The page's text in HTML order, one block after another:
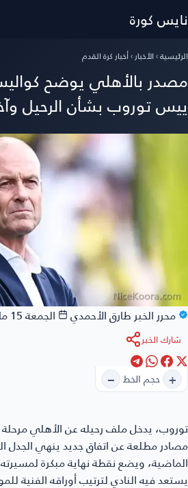
نايس كورة
الرئيسية›الأخبار›أخبار كرة القدم
مصدر بالأهلي يوضح
ييس توروب بشأن الرحيل
محرر الخبرطارق الأحمدي الجمعة 15 مايو 2026
شارك الخبر
+ حجم الخط −
توروب، يدخل ملف رحيله عن الأهلي
مصادر مطلعة عن اتفاق جديد ينهي الجدل
الماضية، ويضع نقطة نهاية مبكرة
يستعد فيه النادي لترتيب أوراقه الفنية